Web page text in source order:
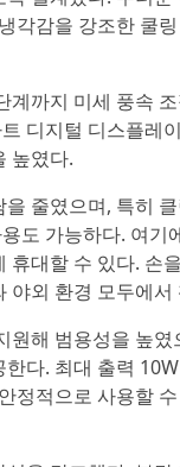
각감을 강조한 쿨
까지 미세 풍속
디지털 디스플레
높였다.
줄였으며, 특히
도 가능하다. 여
대할 수 있다. 손
야외 환경 모두에
원해 범용성을 높
다. 최대 출력
정적으로 사용할